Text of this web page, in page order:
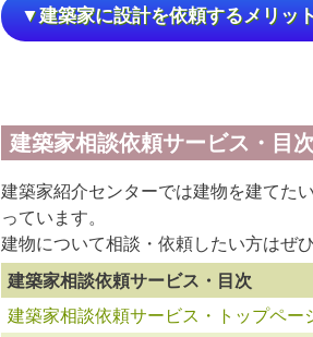
▼建築家に設計を依頼するメリッ
建築家相談依頼サービス・目次
建築家紹介センターでは建物を建てた
っています。
建物について相談・依頼したい方はぜ
建築家相談依頼サービス・目次
建築家相談依頼サービス・トップペー